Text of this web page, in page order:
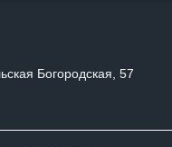
Богородская, 57